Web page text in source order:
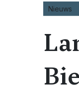
Nieuws